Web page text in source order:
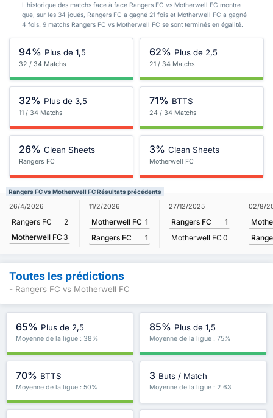
L'historique des matchs face à face Rangers FC vs Motherwell FC montre
que, sur les 34 joués, Rangers FC a gagné 21 fois et Motherwell FC a gagné
4 fois. 9 matchs Rangers FC vs Motherwell FC se sont terminés en égalité.
94% Plus de 1,5
32 / 34 Matchs
62% Plus de 2,5
21 / 34 Matchs
32% Plus de 3,5
11 / 34 Matchs
71% BTTS
24 / 34 Matchs
26% Clean Sheets
Rangers FC
3% Clean Sheets
Motherwell FC
Rangers FC vs Motherwell FC Résultats précédents
26/4/2026
Rangers FC
2
Motherwell FC 3
11/2/2026
Motherwell FC 1
Rangers FC
1
27/12/2025
Rangers FC
1
Motherwell FC 0
02/8/
Toutes les prédictions
- Rangers FC vs Motherwell FC
65% Plus de 2,5
Moyenne de la ligue : 38%
85% Plus de 1,5
Moyenne de la ligue : 75%
70% BTTS
Moyenne de la ligue : 50%
3 Buts / Match
Moyenne de la ligue : 2.63